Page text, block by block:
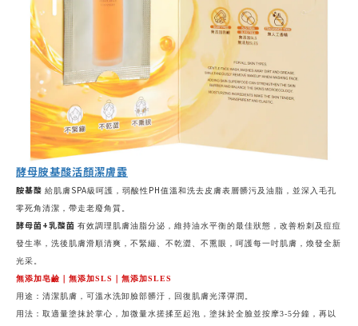
酵母胺基酸活顏潔膚露
胺基酸 給肌膚SPA級呵護，弱酸性PH值溫和洗去皮膚表層髒污及油脂，並深入毛孔
零死角清潔，帶走老廢角質。
酵母菌 +乳酸菌 有效調理肌膚油脂分泌，維持油水平衡的最佳狀態，改善粉刺及痘痘
發生率，洗後肌膚滑順清爽，不緊繃、不乾澀、不熏眼，呵護每一吋肌膚，煥發全新
光采。
無添加皂鹼｜無添加SLS｜無添加SLES
用途：清潔肌膚，可溫水洗卸臉部髒汙，回復肌膚光澤彈潤。
用法： 取適量塗抹於掌心，加微量水搓揉至起泡，塗抹於全臉並按摩3-5分鐘，再以